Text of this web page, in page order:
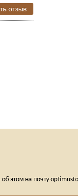
отзыв
этом на почту